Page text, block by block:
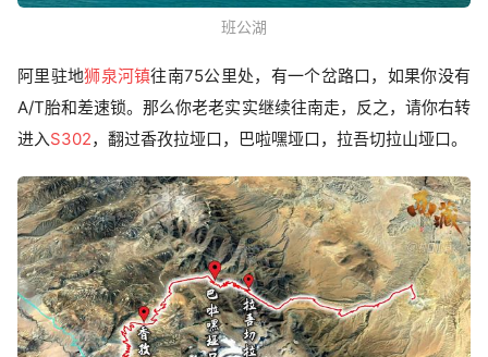
班公湖
阿里驻地狮泉河镇往南75公里处，有一个岔路口，如果你没有
A/T胎和差速锁。那么你老老实实继续往南走，反之，请你右转
进入S302，翻过香孜拉垭口，巴啦嘿垭口，拉吾切拉山垭口。